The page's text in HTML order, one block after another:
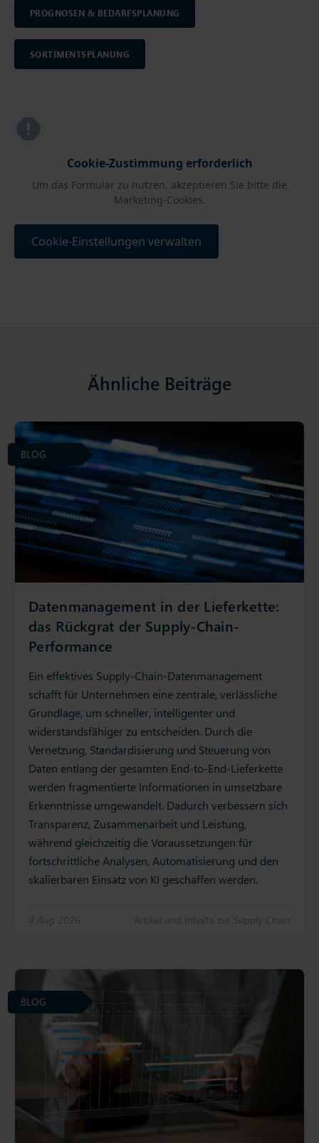
PROGNOSEN & BEDARFSPLANUNG
SORTIMENTSPLANUNG
Cookie-Zustimmung erforderlich
Um das Formular zu nutzen, akzeptieren Sie bitte die
Marketing-Cookies.
Cookie-Einstellungen verwalten
Ähnliche Beiträge
Datenmanagement in der Lieferkette:
das Rückgrat der Supply-Chain-
Performance
Ein effektives Supply-Chain-Datenmanagement
schafft für Unternehmen eine zentrale, verlässliche
Grundlage, um schneller, intelligenter und
widerstandsfähiger zu entscheiden. Durch die
Vernetzung, Standardisierung und Steuerung von
Daten entlang der gesamten End-to-End-Lieferkette
werden fragmentierte Informationen in umsetzbare
Erkenntnisse umgewandelt. Dadurch verbessern sich
Transparenz, Zusammenarbeit und Leistung,
während gleichzeitig die Voraussetzungen für
fortschrittliche Analysen, Automatisierung und den
skalierbaren Einsatz von KI geschaffen werden.
4 Aug 2026 Artikel und Inhalte zur Supply Chain
BLOG
BLOG